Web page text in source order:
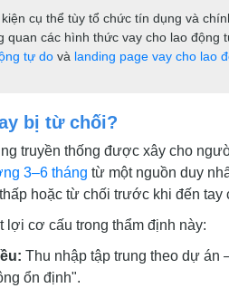
cụ thể tùy tổ chức tín dụng và
quan các hình thức vay cho lao động
tự do và landing page vay cho lao
bị từ chối?
truyền thống được xây cho
3–6 tháng từ một nguồn duy
hoặc từ chối trước khi đến tay
lợi cơ cấu trong thẩm định này:
Thu nhập tập trung theo dự
ổn định".